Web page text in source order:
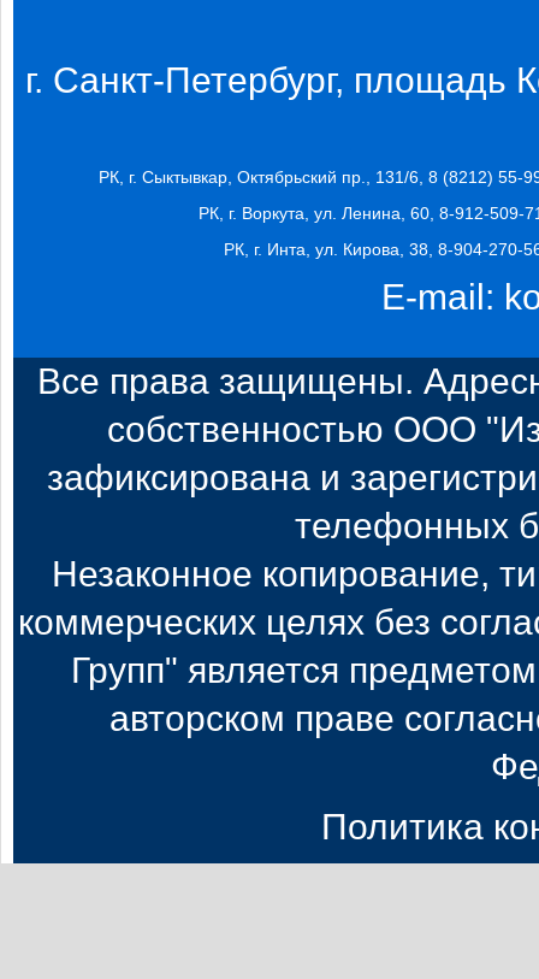
г. Санкт-Петербург, площадь
РК, г. Сыктывкар, Октябрьский пр., 131/6, 8 (8212) 55-
РК, г. Воркута, ул. Ленина, 60, 8-912-509-
РК, г. Инта, ул. Кирова, 38, 8-904-270-
E-mail:
Все права защищены.
собственностью ООО
зафиксирована и
телефонных
Незаконное копирование,
коммерческих целях без
Групп" является
авторском праве
Политика